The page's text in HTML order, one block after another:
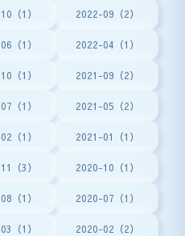
（1） 2022-09（2）
（1） 2022-04（1）
（1） 2021-09（2）
（1） 2021-05（2）
（1） 2021-01（1）
（3） 2020-10（1）
（1） 2020-07（1）
（1） 2020-02（2）